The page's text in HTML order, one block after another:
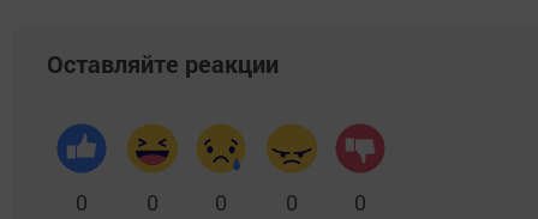
Оставляйте реакции
0 0 0 0 0